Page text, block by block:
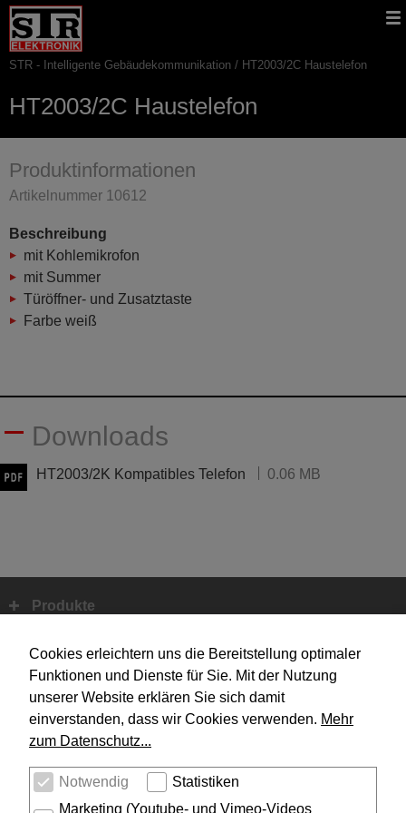
Cookies erleichtern uns die Bereitstellung optimaler
Funktionen und Dienste für Sie. Mit der Nutzung
unserer Website erklären Sie sich damit
einverstanden, dass wir Cookies verwenden. Mehr
zum Datenschutz...
Notwendig
Statistiken
Marketing (Youtube- und Vimeo-Videos
Gehe
direkt
zu:
STR
Website
Hauptnavigation
STR - Intelligente Gebäudekommunikation HT2003/2C Haustelefon
HT2003/2C Haustelefon
Produktinformationen
Artikelnummer 10612
Beschreibung
mit Kohlemikrofon
mit Summer
Türöffner- und Zusatztaste
Farbe weiß
Downloads
HT2003/2K Kompatibles Telefon 0.06 MB
Produkte
Systemtechnik
Design
Unternehmen
Service